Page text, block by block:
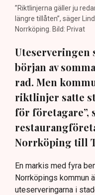
”Riktlinjerna gäller ju
längre tillåten”, säger
Norrköping. Bild: Privat
Uteserveringen
början av
rad. Men
riktlinjer satte
för företagare”,
Norrköping till
En markis med fyra
Norrköpings kommun
uteserveringarna i